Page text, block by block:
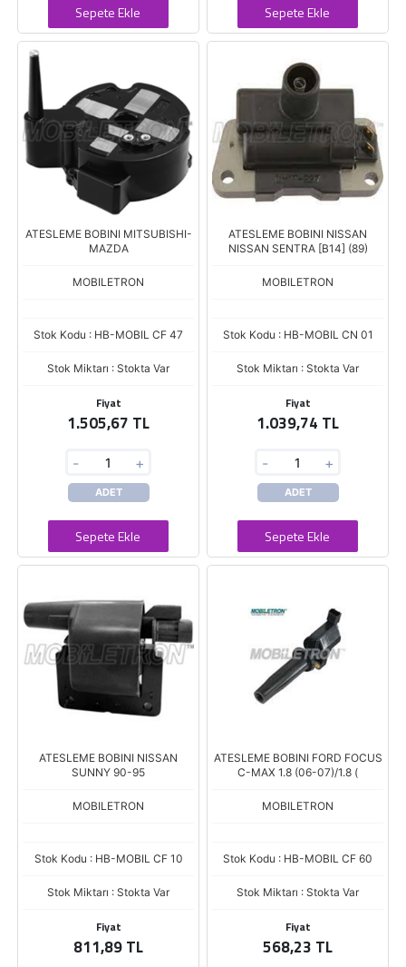
Sepete Ekle Sepete Ekle
ATESLEME BOBINI MITSUBISHI-
MAZDA
MOBILETRON
Stok Kodu : HB-MOBIL CF 47
Stok Miktarı : Stokta Var
Fiyat
1.505,67 TL
- +
ADET
Sepete Ekle
ATESLEME BOBINI NISSAN
NISSAN SENTRA [B14] (89)
MOBILETRON
Stok Kodu : HB-MOBIL CN 01
Stok Miktarı : Stokta Var
Fiyat
1.039,74 TL
- +
ADET
Sepete Ekle
ATESLEME BOBINI NISSAN
SUNNY 90-95
MOBILETRON
Stok Kodu : HB-MOBIL CF 10
Stok Miktarı : Stokta Var
Fiyat
811,89 TL
ATESLEME BOBINI FORD FOCUS
C-MAX 1.8 (06-07)/1.8 (
MOBILETRON
Stok Kodu : HB-MOBIL CF 60
Stok Miktarı : Stokta Var
Fiyat
568,23 TL